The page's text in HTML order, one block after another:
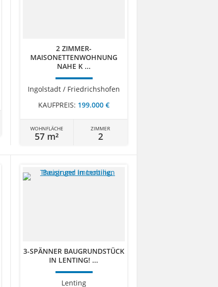
2 ZIMMER-
MAISONETTENWOHNUNG
NAHE K ...
Ingolstadt / Friedrichshofen
KAUFPREIS: 199.000 €
WOHNFLÄCHE
57 m²
ZIMMER
2
3-SPÄNNER BAUGRUNDSTÜCK
IN LENTING! ...
Lenting